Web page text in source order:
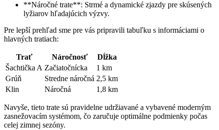
**Náročné trate**: Strmé a dynamické zjazdy pre skúsených
lyžiarov hľadajúcich výzvy.
Pre lepší prehľad sme pre vás pripravili tabuľku s informáciami o
hlavných tratiach:
Trať Náročnosť
Dĺžka
Šachtička A Začiatočnícka
1 km
Grúň
Stredne náročná 2,5 km
Klin
Náročná 1,8 km
Navyše, tieto trate sú pravidelne udržiavané a vybavené moderným
zasnežovacím systémom, čo zaručuje optimálne podmienky počas
celej zimnej sezóny.